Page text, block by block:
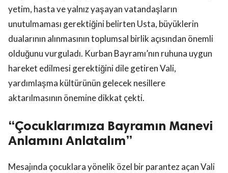
yetim, hasta ve yalnız yaşayan vatandaşların
unutulmaması gerektiğini belirten Usta, büyüklerin
dualarının alınmasının toplumsal birlik açısından önemli
olduğunu vurguladı. Kurban Bayramı’nın ruhuna uygun
hareket edilmesi gerektiğini dile getiren Vali,
yardımlaşma kültürünün gelecek nesillere
aktarılmasının önemine dikkat çekti.
“Çocuklarımıza Bayramın Manevi
Anlamını Anlatalım”
Mesajında çocuklara yönelik özel bir parantez açan Vali